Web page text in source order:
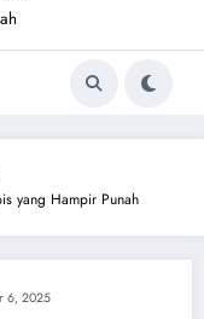
yang Hampir Punah
6, 2025